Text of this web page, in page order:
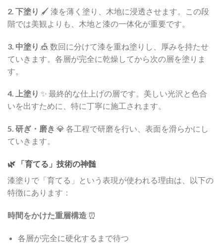
2. 下塗り 🖌️ 漆を薄く塗り、木地に浸透させます。この段
階では美観よりも、木地と漆の一体化が重要です。
3. 中塗り 🎪 数回に分けて漆を重ね塗りし、厚みを持たせ
ていきます。各層が完全に乾燥してから次の層を塗りま
す。
4. 上塗り ✨ 最終的な仕上げの層です。美しい光沢と色合
いを出すために、特に丁寧に施工されます。
5. 研ぎ・磨き 💎 各工程で研磨を行い、表面を滑らかにし
ていきます。
🌿 「育てる」技術の神髄
漆塗りで「育てる」という表現が使われる理由は、以下の
特徴にあります：
時間をかけた重層構造 ⏰
各層が完全に硬化するまで待つ